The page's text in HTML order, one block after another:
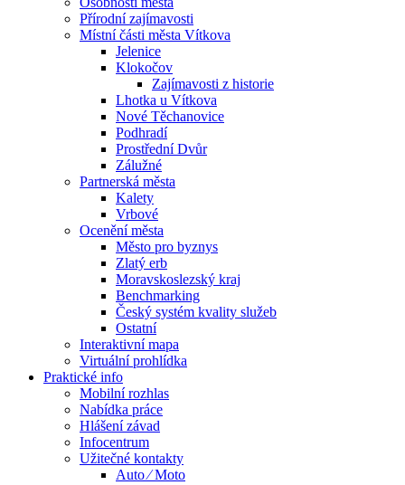
Přírodní zajímavosti
Místní části města Vítkova
Jelenice
Klokočov
Zajímavosti z historie
Lhotka u Vítkova
Nové Těchanovice
Podhradí
Prostřední Dvůr
Zálužné
Partnerská města
Kalety
Vrbové
Ocenění města
Město pro byznys
Zlatý erb
Moravskoslezský kraj
Benchmarking
Český systém kvality služeb
Ostatní
Interaktivní mapa
Virtuální prohlídka
Praktické info
Mobilní rozhlas
Nabídka práce
Hlášení závad
Infocentrum
Užitečné kontakty
Auto ⁄ Moto